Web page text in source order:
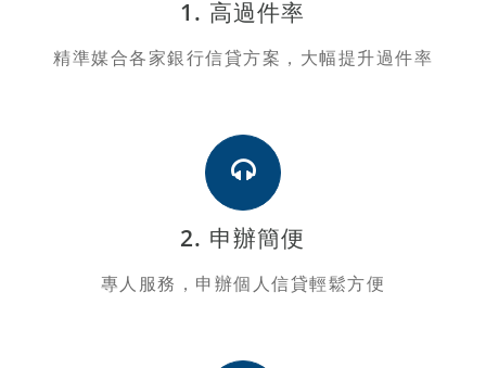
1. 高過件率
精準媒合各家銀行信貸方案，大幅提升過件率
2. 申辦簡便
專人服務，申辦個人信貸輕鬆方便